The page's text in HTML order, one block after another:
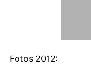
Fotos 2012: